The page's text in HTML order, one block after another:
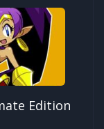
Edition